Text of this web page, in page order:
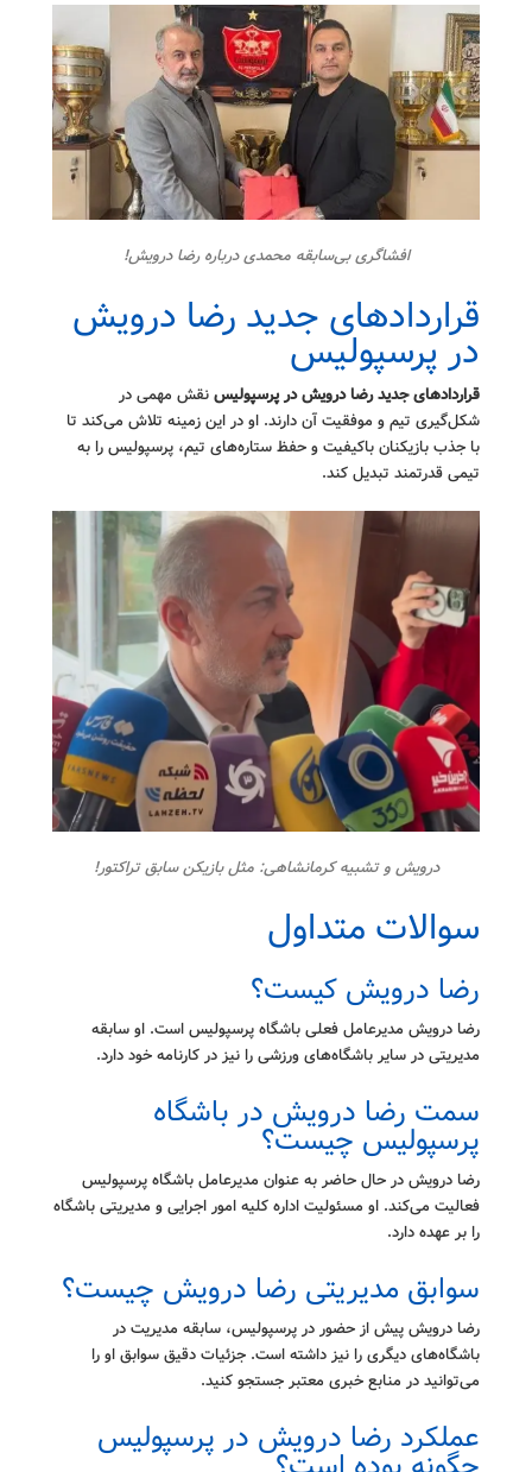
افشاگری‌ بی‌سابقه محمدی درباره رضا درویش!
قراردادهای جدید رضا درویش
در پرسپولیس
قراردادهای جدید رضا درویش در پرسپولیسنقش مهمی در
شکل‌گیری تیم و موفقیت آن دارند. او در این زمینه تلاش می‌کند تا
با جذب بازیکنان باکیفیت و حفظ ستاره‌های تیم، پرسپولیس را به
تیمی قدرتمند تبدیل کند.
درویش و تشبیه کرمانشاهی: مثل بازیکن سابق تراکتور!
سوالات متداول
رضا درویش کیست؟
رضا درویش مدیرعامل فعلی باشگاه پرسپولیس است. او سابقه
مدیریتی در سایر باشگاه‌های ورزشی را نیز در کارنامه خود دارد.
سمت رضا درویش در باشگاه
پرسپولیس چیست؟
رضا درویش در حال حاضر به عنوان مدیرعامل باشگاه پرسپولیس
فعالیت می‌کند. او مسئولیت اداره کلیه امور اجرایی و مدیریتی باشگاه
را بر عهده دارد.
سوابق مدیریتی رضا درویش چیست؟
رضا درویش پیش از حضور در پرسپولیس، سابقه مدیریت در
باشگاه‌های دیگری را نیز داشته است. جزئیات دقیق سوابق او را
می‌توانید در منابع خبری معتبر جستجو کنید.
عملکرد رضا درویش در پرسپولیس